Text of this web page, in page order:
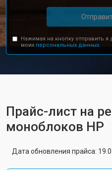
Нажимая на кнопку отправить
моих персональных данных.
Прайс-лист на
моноблоков HP
Дата обновления прайса: